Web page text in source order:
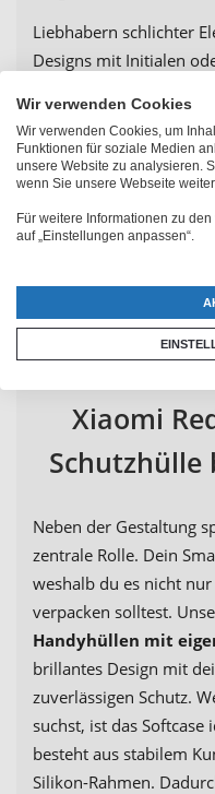
Liebhabern schlichter
Designs mit Initialen
Dein Xiaomi Redmi
persönlichen
Sobald du dein Design
Handyhüllen direkt
viel Herz!
Xiaomi
Schutzhülle
Neben der Gestaltung
zentrale Rolle. Dein
weshalb du es nicht
verpacken solltest.
Handyhüllen mit
brillantes Design mit
zuverlässigen Schutz.
suchst, ist das
besteht aus stabilem
Silikon-Rahmen.
Wir verwenden Cookies
Wir verwenden Cookies, um
Funktionen für soziale Medien
unsere Website zu analysieren.
wenn Sie unsere Webseite
Für weitere Informationen zu
auf „Einstellungen anpassen“.